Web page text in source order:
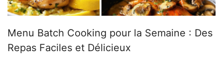
Menu Batch Cooking pour la Semaine : Des
Repas Faciles et Délicieux